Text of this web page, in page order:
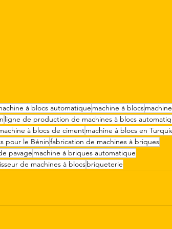
à blocs automatique machine à blocs
ligne de production de machines à blocs
à blocs de cimentmachine à blocs en
pour le Béninfabrication de machines à briques
pavage machine à briques automatique
de machines à blocsbriqueterie